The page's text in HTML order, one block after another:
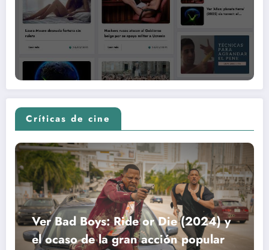
Críticas de cine
Ver Bad Boys: Ride or Die (2024) y
el ocaso de la gran acción popular